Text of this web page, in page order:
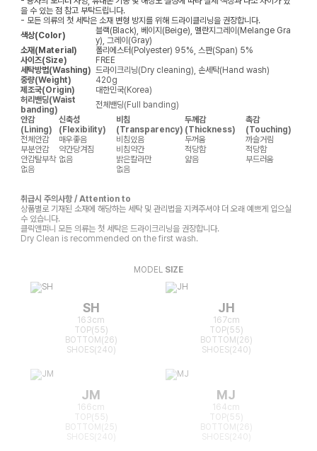
을 수 있는 점 참고 부탁드립니다.
- 모든 의류의 첫 세탁은 소재 변형 방지를 위해 드라이클리닝을 권장합니다.
색상(Color)
블랙(Black), 베이지(Beige), 멜란지그레이(Melange Gra
y), 그레이(Gray)
소재(Material)
폴리에스터(Polyester) 95%, 스판(Span) 5%
사이즈(Size)
FREE
세탁방법(Washing) 드라이크리닝(Dry cleaning), 손세탁(Hand wash)
중량(Weight)
420g
제조국(Origin)
대한민국(Korea)
허리밴딩(Waist
banding)
전체밴딩(Full banding)
안감
(Lining)
신축성
(Flexibility)
비침
(Transparency)
두께감
(Thickness)
촉감
(Touching)
전체안감
매우좋음 비침있음 두꺼움
까슬거림
부분안감
약간당겨짐 비침약간 적당함
적당함
안감탈부착 없음 밝은칼라만 얇음
부드러움
없음
없음
취급시 주의사항 / Attention to
상품별로 기재된 소재에 해당하는 세탁 및 관리법을 지켜주셔야 더 오래 예쁘게 입으실
수 있습니다.
클릭앤퍼니 모든 의류는 첫 세탁은 드라이크리닝을 권장합니다.
Dry Clean is recommended on the first wash.
MODEL SIZE
SH
163cm
TOP(55)
BOTTOM(26)
SHOES(240)
JH
167cm
TOP(55)
BOTTOM(26)
SHOES(240)
JM
166cm
TOP(55)
BOTTOM(25)
MJ
164cm
TOP(55)
BOTTOM(26)